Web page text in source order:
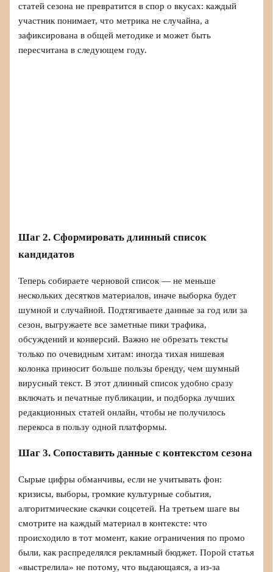
статей сезона не превратится в спор о вкусах: каждый
участник понимает, что метрика не случайна, а
зафиксирована в общей методике и может быть
пересчитана в следующем году.
Шаг 2. Сформировать длинный список
кандидатов
Теперь собираете черновой список — не меньше
нескольких десятков материалов, иначе выборка будет
шумной и случайной. Подтягиваете данные за год или за
сезон, выгружаете все заметные пики трафика,
обсуждений и конверсий. Важно не обрезать тексты
только по очевидным хитам: иногда тихая нишевая
колонка приносит больше пользы бренду, чем шумный
вирусный текст. В этот длинный список удобно сразу
включать и печатные публикации, и подборка лучших
редакционных статей онлайн, чтобы не получилось
перекоса в пользу одной платформы.
Шаг 3. Сопоставить данные с контекстом сезона
Сырые цифры обманчивы, если не учитывать фон:
кризисы, выборы, громкие культурные события,
алгоритмические скачки соцсетей. На третьем шаге вы
смотрите на каждый материал в контексте: что
происходило в тот момент, какие ограничения по промо
были, как распределялся рекламный бюджет. Порой статья
«выстрелила» не потому, что выдающаяся, а из‑за